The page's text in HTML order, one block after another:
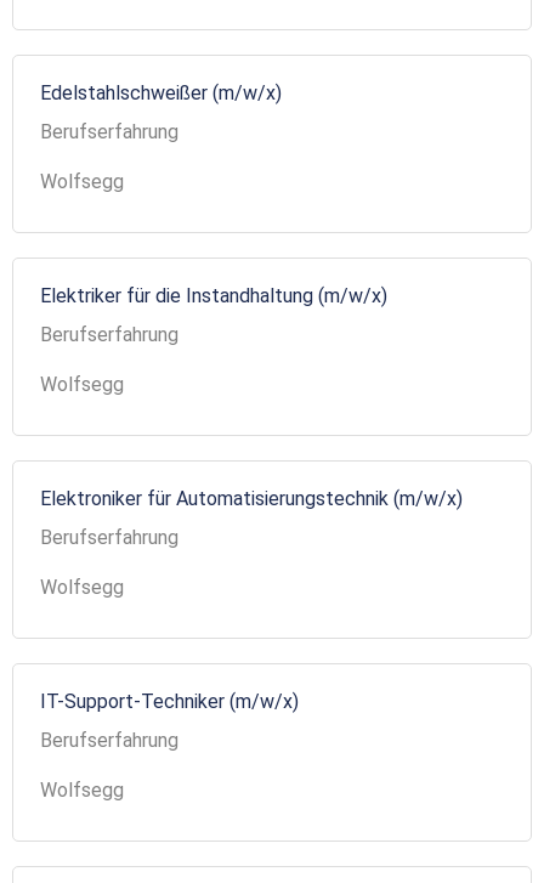
Edelstahlschweißer (m/w/x)
Berufserfahrung
Wolfsegg
Elektriker für die Instandhaltung (m/w/x)
Berufserfahrung
Wolfsegg
Elektroniker für Automatisierungstechnik (m/w/x)
Berufserfahrung
Wolfsegg
IT-Support-Techniker (m/w/x)
Berufserfahrung
Wolfsegg